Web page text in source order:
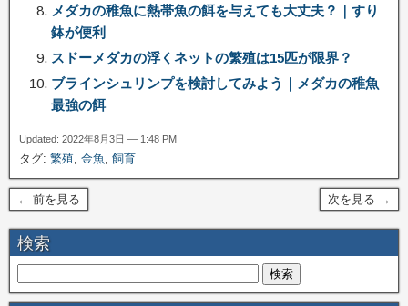
メダカの稚魚に熱帯魚の餌を与えても大丈夫？｜すり
鉢が便利
スドーメダカの浮くネットの繁殖は15匹が限界？
ブラインシュリンプを検討してみよう｜メダカの稚魚
最強の餌
Updated: 2022年8月3日 — 1:48 PM
タグ: 繁殖, 金魚, 飼育
← 前を見る 次を見る →
検索